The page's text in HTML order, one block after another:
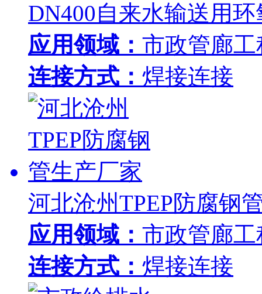
DN400自来水输送用
应用领域： 市政管廊工
连接方式： 焊接连接
河北沧州TPEP防腐钢
应用领域： 市政管廊工
连接方式： 焊接连接